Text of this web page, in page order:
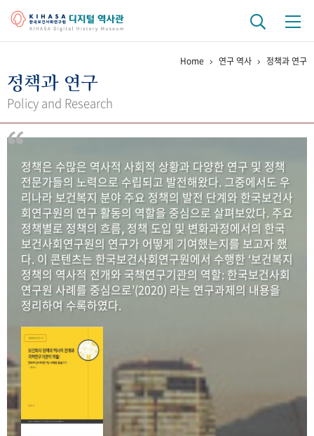
걸어온 길 기관 변천사
연구 역사
정책과 연구 키워드로 보는 연구 역사
연구자들
간행물 변천사
기록물 아카이브
사진 아카이브 문서 기록물 행정박물 영상 기록물
50+1주년 기념
성과 50선 숫자로 보는 50년
세계와 함께 한 KIHASA
VR 역사관
Home 연구 역사 정책과 연구
정책과 연구
Policy and Research
정책은 수많은 역사적 사회적 상황과 다양한 연구 및 정책
전문가들의 노력으로 수립되고 발전해왔다. 그중에서도 우
리나라 보건복지 분야 주요 정책의 발전 단계와 한국보건사
회연구원의 연구 활동의 역할을 중심으로 살펴보았다. 주요
정책별로 정책의 흐름, 정책 도입 및 변화과정에서의 한국
보건사회연구원의 연구가 어떻게 기여했는지를 보고자 했
다. 이 콘텐츠는 한국보건사회연구원에서 수행한 ‘보건복지
정책의 역사적 전개와 국책연구기관의 역할: 한국보건사회
연구원 사례를 중심으로’(2020) 라는 연구과제의 내용을
정리하여 수록하였다.